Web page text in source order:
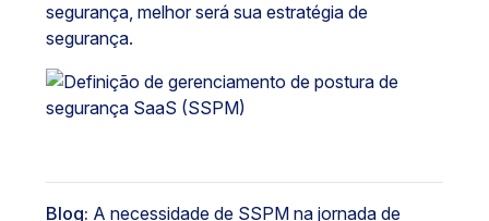
segurança, melhor será sua estratégia de
segurança.
Blog: A necessidade de SSPM na jornada de